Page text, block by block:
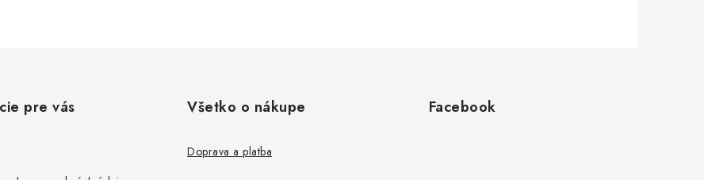
pre vás Všetko o nákupe
Doprava a platba
Facebook